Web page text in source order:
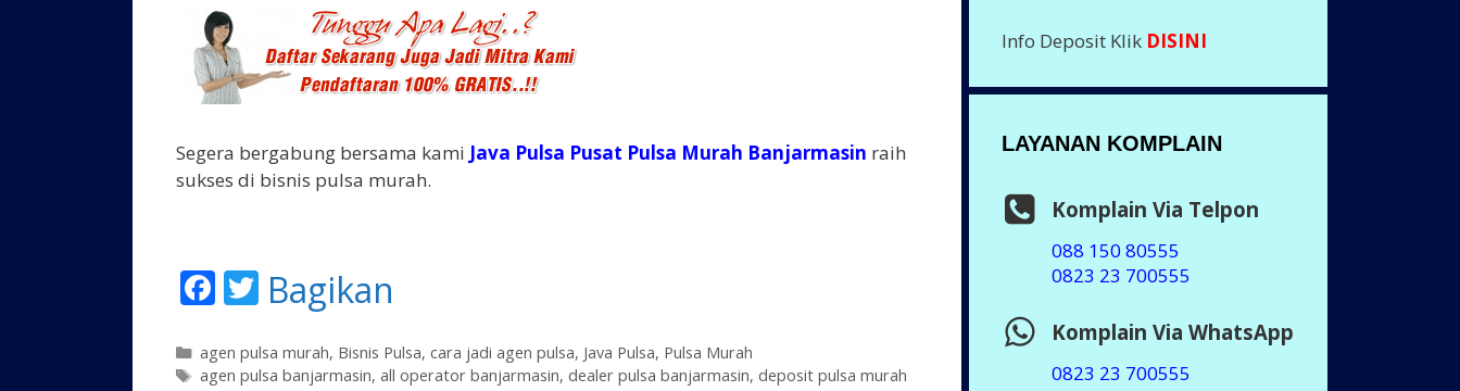
Segera bergabung bersama kami Java Pulsa Pusat Pulsa Murah Banjarmasin raih
sukses di bisnis pulsa murah.
F
e
T
itt
Bagikan
K
a
agen pulsa murah, Bisnis Pulsa, cara jadi agen pulsa, Java Pulsa, Pulsa Murah
T
agen pulsa banjarmasin, all operator banjarmasin, dealer pulsa banjarmasin, deposit pulsa murah
Info Deposit Klik DISINI
LAYANAN KOMPLAIN
Komplain Via Telpon
088 150 80555
0823 23 700555
Komplain Via WhatsApp
0823 23 700555